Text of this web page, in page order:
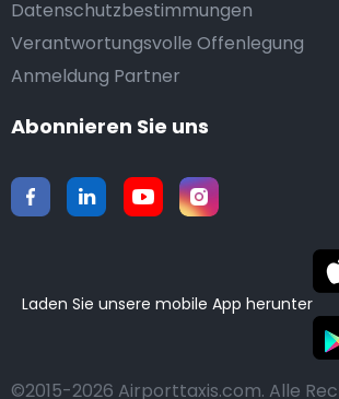
Datenschutzbestimmungen
Verantwortungsvolle Offenlegung
Anmeldung Partner
Abonnieren Sie uns
Laden Sie unsere mobile App herunter
©2015-2026 Airporttaxis.com. Alle